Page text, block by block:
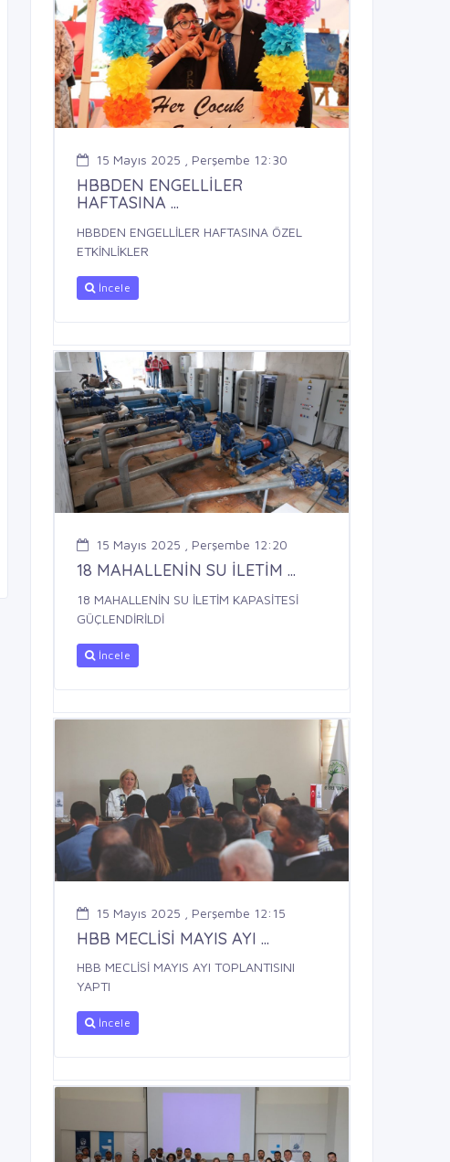
15 Mayıs 2025 , Perşembe 12:30
HBBDEN ENGELLİLER
HAFTASINA ...
HBBDEN ENGELLİLER HAFTASINA ÖZEL
ETKİNLİKLER
İncele
15 Mayıs 2025 , Perşembe 12:20
18 MAHALLENİN SU İLETİM ...
18 MAHALLENİN SU İLETİM KAPASİTESİ
GÜÇLENDİRİLDİ
İncele
15 Mayıs 2025 , Perşembe 12:15
HBB MECLİSİ MAYIS AYI ...
HBB MECLİSİ MAYIS AYI TOPLANTISINI
YAPTI
İncele